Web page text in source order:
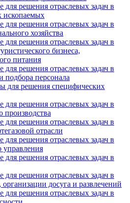
решения отраслевых задач в
ископаемых
решения отраслевых задач в
хозяйства
решения отраслевых задач в
бизнеса,
питания
решения отраслевых задач в
подбора персонала
для решения специфических
решения отраслевых задач в
производства
решения отраслевых задач в
отрасли
решения отраслевых задач в
управления
решения отраслевых задач в
решения отраслевых задач в
досуга и развлечений
решения отраслевых задач в